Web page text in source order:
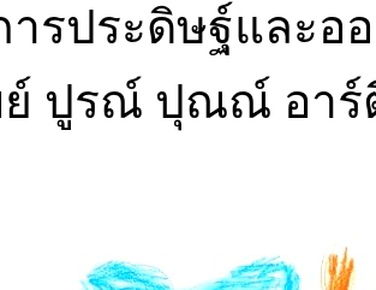
ารประดิษฐ์และอ
ย์ ปูรณ์ ปุณณ์ อาร์